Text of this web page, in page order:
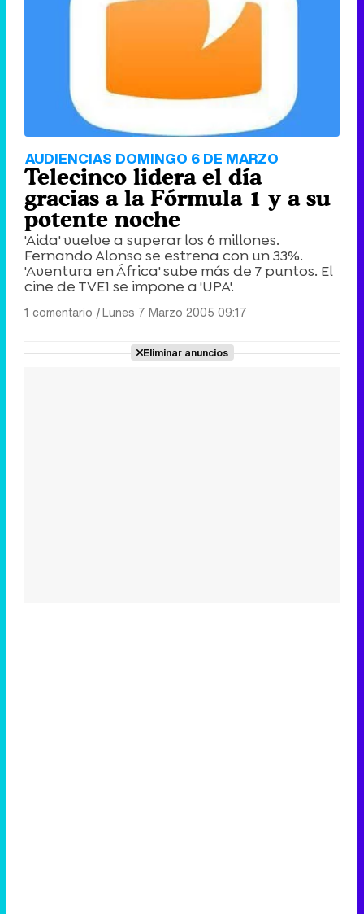
AUDIENCIAS DOMINGO 6 DE MARZO
Telecinco lidera el día
gracias a la Fórmula 1 y a su
potente noche
'Aida' vuelve a superar los 6 millones.
Fernando Alonso se estrena con un 33%.
'Aventura en África' sube más de 7 puntos. El
cine de TVE1 se impone a 'UPA'.
1 comentario |Lunes 7 Marzo 2005 09:17
Eliminar anuncios